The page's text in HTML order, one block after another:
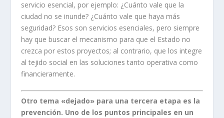
servicio esencial, por ejemplo: ¿Cuánto vale que la
ciudad no se inunde? ¿Cuánto vale que haya más
seguridad? Esos son servicios esenciales, pero siempre
hay que buscar el mecanismo para que el Estado no
crezca por estos proyectos; al contrario, que los integre
al tejido social en las soluciones tanto operativa como
financieramente.
Otro tema «dejado» para una tercera etapa es la
prevención. Uno de los puntos principales en un